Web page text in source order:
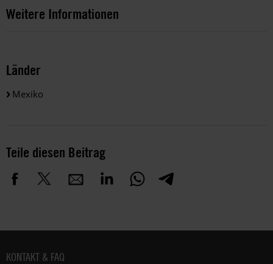
Weitere Informationen
Länder
Mexiko
Teile diesen Beitrag
Fußbereich
KONTAKT & FAQ